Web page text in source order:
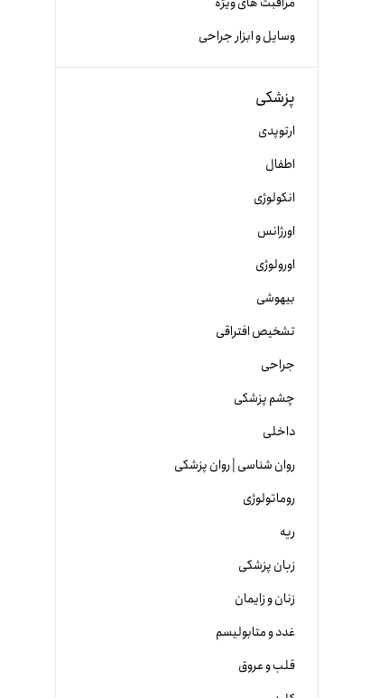
وسایل و ابزار جراحی
پزشکی
ارتوپدی
اطفال
انکولوژی
اورژانس
اورولوژی
بیهوشی
تشخیص افتراقی
جراحی
چشم پزشکی
داخلی
روان شناسی | روان پزشکی
روماتولوژی
ریه
زبان پزشکی
زنان و زایمان
غدد و متابولیسم
قلب و عروق